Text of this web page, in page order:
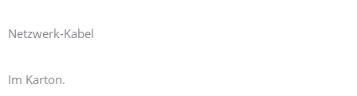
Netzwerk-Kabel
Im Karton.